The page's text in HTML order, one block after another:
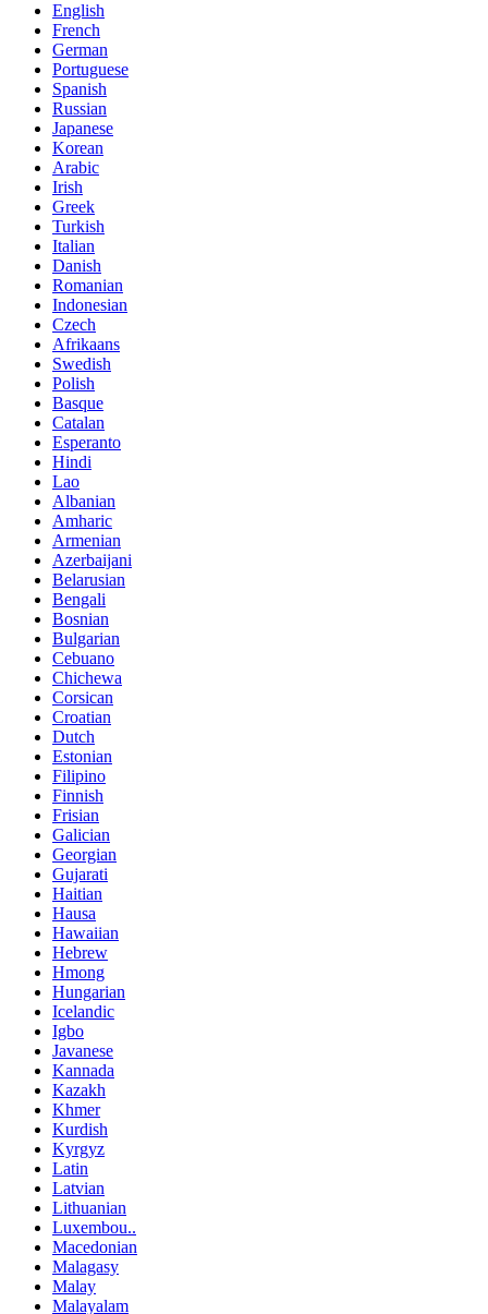
English
French
German
Portuguese
Spanish
Russian
Japanese
Korean
Arabic
Irish
Greek
Turkish
Italian
Danish
Romanian
Indonesian
Czech
Afrikaans
Swedish
Polish
Basque
Catalan
Esperanto
Hindi
Lao
Albanian
Amharic
Armenian
Azerbaijani
Belarusian
Bengali
Bosnian
Bulgarian
Cebuano
Chichewa
Corsican
Croatian
Dutch
Estonian
Filipino
Finnish
Frisian
Galician
Georgian
Gujarati
Haitian
Hausa
Hawaiian
Hebrew
Hmong
Hungarian
Icelandic
Igbo
Javanese
Kannada
Kazakh
Khmer
Kurdish
Kyrgyz
Latin
Latvian
Lithuanian
Luxembou..
Macedonian
Malagasy
Malay
Malayalam